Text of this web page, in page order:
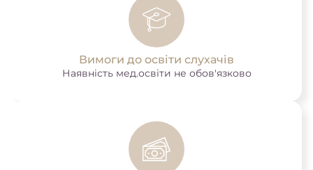
Вимоги до освіти слухачів
Наявність мед.освіти не обов'язково